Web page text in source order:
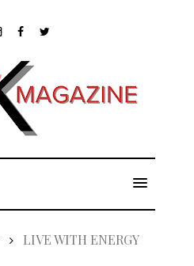
LIVE WITH ENERGY